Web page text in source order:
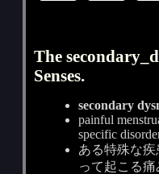
The
Senses.
secondary
painful
specific
ある特殊な
って起こる